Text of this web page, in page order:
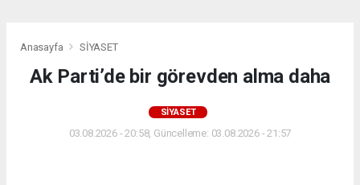
Anasayfa SİYASET
Ak Parti’de bir görevden alma daha
SİYASET
03.08.2026 - 20:58, Güncelleme: 03.08.2026 - 21:57